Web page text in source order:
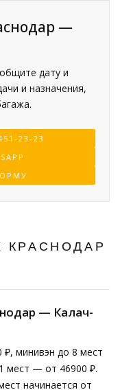
—
дату и
и назначения,
23-23
— Калач-
₽, минивэн до 8 мест
мест — от 46900 ₽.
начинается от